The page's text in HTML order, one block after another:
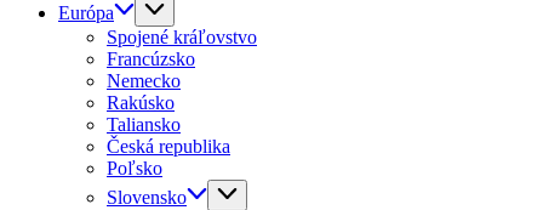
Európa
Spojené kráľovstvo
Francúzsko
Nemecko
Rakúsko
Taliansko
Česká republika
Poľsko
Slovensko